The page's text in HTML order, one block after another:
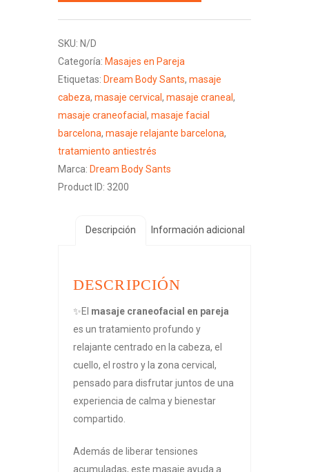
SKU: N/D
Categoría: Masajes en Pareja
Etiquetas: Dream Body Sants, masaje
cabeza, masaje cervical , masaje craneal ,
masaje craneofacial , masaje facial
barcelona, masaje relajante barcelona,
tratamiento antiestrés
Marca: Dream Body Sants
Product ID: 3200
Descripción Información adicional
DESCRIPCIÓN
✨El masaje craneofacial en pareja
es un tratamiento profundo y
relajante centrado en la cabeza, el
cuello, el rostro y la zona cervical,
pensado para disfrutar juntos de una
experiencia de calma y bienestar
compartido.
Además de liberar tensiones
acumuladas, este masaje ayuda a